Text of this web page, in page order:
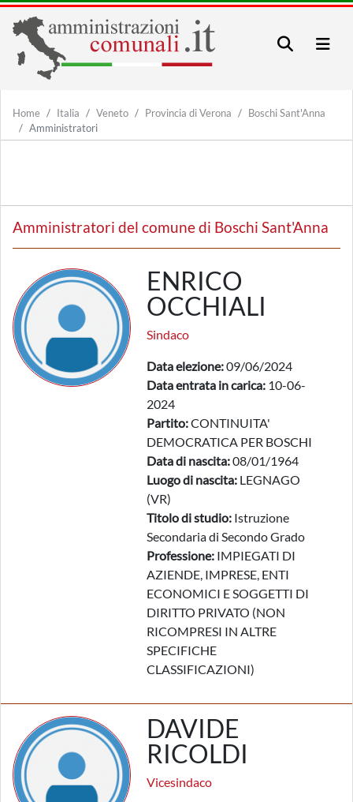
Home Italia Veneto Provincia di Verona
Boschi Sant'Anna
Amministratori
Amministratori del comune di Boschi Sant'Anna
ENRICO
OCCHIALI
Sindaco
Data elezione:09/06/2024
Data entrata in carica: 10-06-
2024
Partito:CONTINUITA'
DEMOCRATICA PER BOSCHI
Data di nascita:08/01/1964
Luogo di nascita: LEGNAGO
(VR)
Titolo di studio: Istruzione
Secondaria di Secondo Grado
Professione: IMPIEGATI DI
AZIENDE, IMPRESE, ENTI
ECONOMICI E SOGGETTI DI
DIRITTO PRIVATO (NON
RICOMPRESI IN ALTRE
SPECIFICHE
CLASSIFICAZIONI)
DAVIDE
RICOLDI
Vicesindaco